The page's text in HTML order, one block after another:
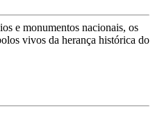
e monumentos nacionais, os
vivos da herança histórica do